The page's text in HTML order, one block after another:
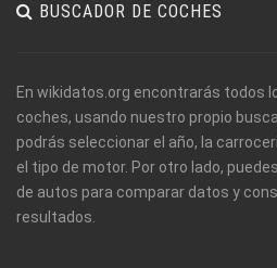
BUSCADOR DE COCHES
En wikidatos.org encontrarás todos
coches, usando nuestro propio
podrás seleccionar el año, la
el tipo de motor. Por otro lado,
de autos para comparar datos y
resultados.